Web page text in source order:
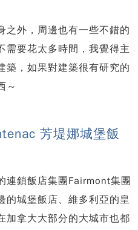
之外，周邊也有一些不錯的
需要花太多時間，我覺得主
築，如果對建築很有研究的
～
芳堤娜城堡飯
連鎖飯店集團Fairmont集團
的城堡飯店、維多利亞的皇
加拿大大部分的大城市也都